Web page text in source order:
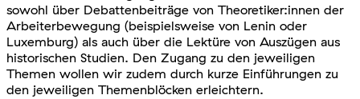
sowohl über Debattenbeiträge von Theoretiker:innen der
Arbeiterbewegung (beispielsweise von Lenin oder
Luxemburg) als auch über die Lektüre von Auszügen aus
historischen Studien. Den Zugang zu den jeweiligen
Themen wollen wir zudem durch kurze Einführungen zu
den jeweiligen Themenblöcken erleichtern.